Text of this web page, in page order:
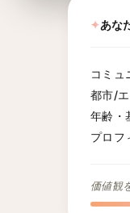
✦あな
コミュ
都市/
年齢・
プロフ
価値観